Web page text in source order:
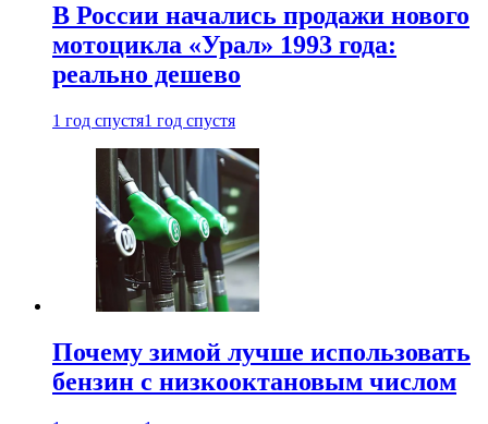
В России начались продажи нового
мотоцикла «Урал» 1993 года:
реально дешево
1 год спустя1 год спустя
Почему зимой лучше использовать
бензин с низкооктановым числом